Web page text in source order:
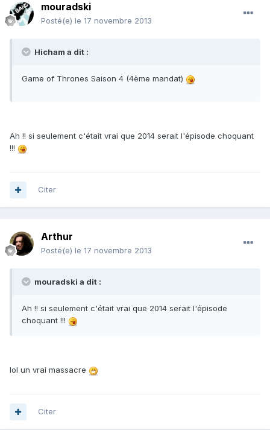
mouradski
Posté(e) le 17 novembre 2013
Hicham a dit :
Game of Thrones Saison 4 (4ème mandat)
Ah !! si seulement c'était vrai que 2014 serait l'épisode choquant
!!!
Citer
Arthur
Posté(e) le 17 novembre 2013
mouradski a dit :
Ah !! si seulement c'était vrai que 2014 serait l'épisode
choquant !!!
lol un vrai massacre
Citer